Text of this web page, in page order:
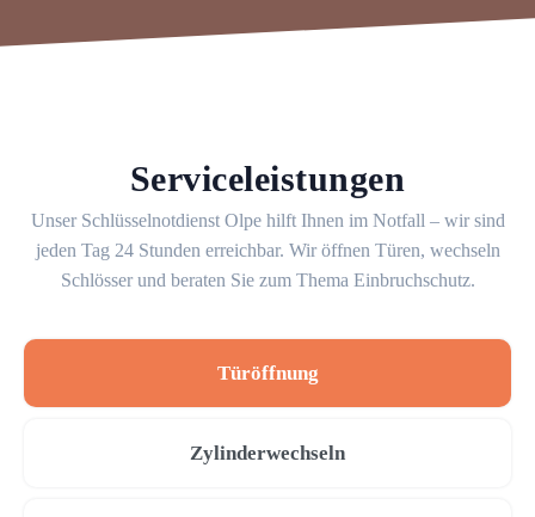
Serviceleistungen
Unser Schlüsselnotdienst Olpe hilft Ihnen im Notfall – wir sind
jeden Tag 24 Stunden erreichbar. Wir öffnen Türen, wechseln
Schlösser und beraten Sie zum Thema Einbruchschutz.
Türöffnung
Zylinderwechseln